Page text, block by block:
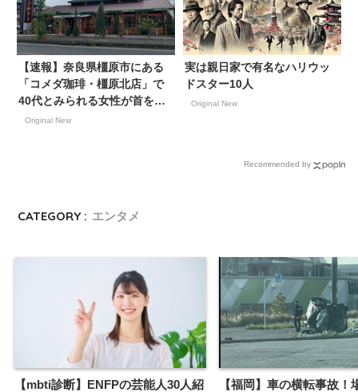
【速報】奈良県橿原市にある
「コメダ珈琲・橿原北店」で
40代とみられる女性が首を刺
され病院搬送 5日午後1時20分
Original New
実は親日家で有名なハリウッ
ドスター10人
Original New
Recommended by
CATEGORY : エンタメ
【mbti診断】ENFPの芸能人30人紹 【福岡】車の横転事故！